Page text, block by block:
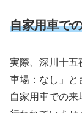
自家用車で
実際、深川十五
車場：なし」と
自家用車での